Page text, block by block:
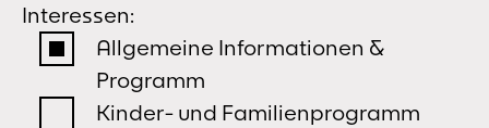
Interessen:
Allgemeine Informationen &
Programm
Kinder- und Familienprogramm